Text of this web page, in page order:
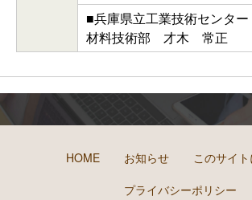
■兵庫県立工業技術センター
材料技術部 才木 常正
HOME お知らせ
このサイ
プライバシーポリシー